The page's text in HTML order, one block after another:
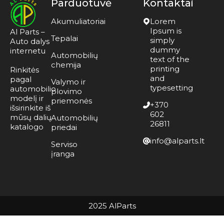
Al Parts –
Auto dalys
internetu
Rinkitės
pagal
automobilio
modelį ir
išsirinkite iš
mūsų dalių
katalogo
Parduotuvė
Akumuliatoriai
Tepalai
Automobilių
chemija
Valymo ir
plovimo
priemonės
Automobilių
priedai
Serviso
įranga
Kontaktai
Lorem
Ipsum is
simply
dummy
text of the
printing
and
typesetting
+370
602
26811
info@alparts.lt
2025 AlParts